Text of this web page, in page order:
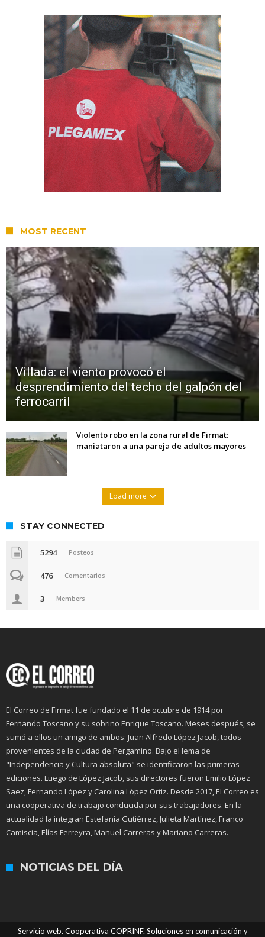
MOST RECENT
Villada: el viento provocó el
desprendimiento del techo del galpón del
ferrocarril
Violento robo en la zona rural de Firmat:
maniataron a una pareja de adultos mayores
Load more
STAY CONNECTED
5294 Posteos
476 Comentarios
3 Members
El Correo de Firmat fue fundado el 11 de octubre de 1914 por
Fernando Toscano y su sobrino Enrique Toscano. Meses después, se
sumó a ellos un amigo de ambos: Juan Alfredo López Jacob, todos
provenientes de la ciudad de Pergamino. Bajo el lema de
"Independencia y Cultura absoluta" se identificaron las primeras
ediciones. Luego de López Jacob, sus directores fueron Emilio López
Saez, Fernando López y Carolina López Ortiz. Desde 2017, El Correo es
una cooperativa de trabajo conducida por sus trabajadores. En la
actualidad la integran Estefanía Gutiérrez, Julieta Martínez, Franco
Camiscia, Elías Ferreyra, Manuel Carreras y Mariano Carreras.
NOTICIAS DEL DÍA
Servicio web. Cooperativa COPRINF. Soluciones en comunicación y